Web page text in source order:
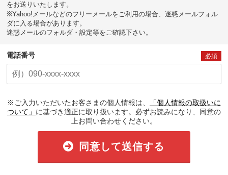
をお送りいたします。
※Yahoo!メールなどのフリーメールをご利用の場合、迷惑メールフォル
ダに入る場合があります。
迷惑メールのフォルダ・設定等をご確認下さい。
電話番号 必須
※ご入力いただいたお客さまの個人情報は、
「個人情報の取扱いに
ついて」 に基づき適正に取り扱います。必ずお読みになり、同意の
上お問い合わせください。
同意して送信する